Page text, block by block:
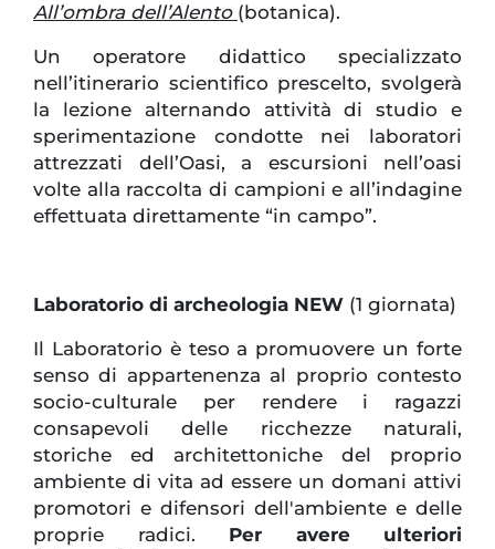
All’ombra dell’Alento (botanica).
Un operatore didattico specializzato
nell’itinerario scientifico prescelto, svolgerà
la lezione alternando attività di studio e
sperimentazione condotte nei laboratori
attrezzati dell’Oasi, a escursioni nell’oasi
volte alla raccolta di campioni e all’indagine
effettuata direttamente “in campo”.
Laboratorio di archeologia NEW (1 giornata)
Il Laboratorio è teso a promuovere un forte
senso di appartenenza al proprio contesto
socio-culturale per rendere i ragazzi
consapevoli delle ricchezze naturali,
storiche ed architettoniche del proprio
ambiente di vita ad essere un domani attivi
promotori e difensori dell'ambiente e delle
proprie radici. Per avere ulteriori